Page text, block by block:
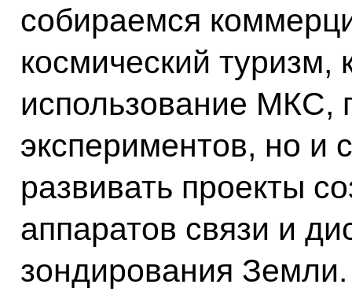
собираемся
космический туризм,
использование МКС,
экспериментов, но и
развивать проекты
аппаратов связи и
зондирования Земли.